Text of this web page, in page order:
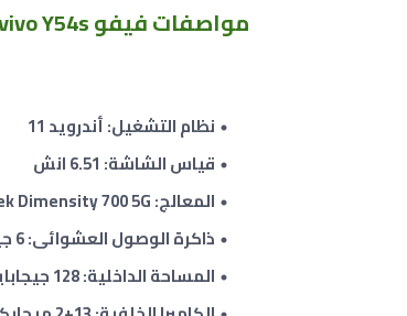
مواصفات فيفو vivo Y54s
نظام التشغيل: أندرويد 11
قياس الشاشة: 6.51 انش
المعالج: MediaTek Dimensity 700 5G
ذاكرة الوصول العشوائى: 6 جيجابايت
المساحة الداخلية: 128 جيجابايت